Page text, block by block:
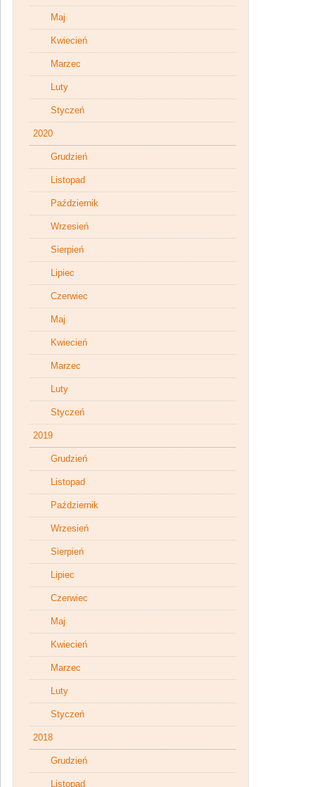
Maj
Kwiecień
Marzec
Luty
Styczeń
2020
Grudzień
Listopad
Październik
Wrzesień
Sierpień
Lipiec
Czerwiec
Maj
Kwiecień
Marzec
Luty
Styczeń
2019
Grudzień
Listopad
Październik
Wrzesień
Sierpień
Lipiec
Czerwiec
Maj
Kwiecień
Marzec
Luty
Styczeń
2018
Grudzień
Listopad